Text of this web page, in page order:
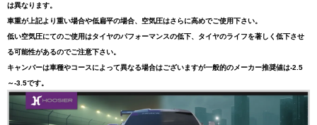
は異なります。
車重が上記より重い場合や低扁平の場合、空気圧はさらに高めでご使用下さい。
低い空気圧にてのご使用はタイヤのパフォーマンスの低下、タイヤのライフを著しく低下させ
る可能性があるのでご注意下さい。
キャンバーは車種やコースによって異なる場合はございますが一般的のメーカー推奨値は-2.5
～-3.5です。